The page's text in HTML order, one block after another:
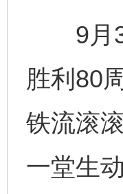
9月3
胜利80
铁流滚
一堂生